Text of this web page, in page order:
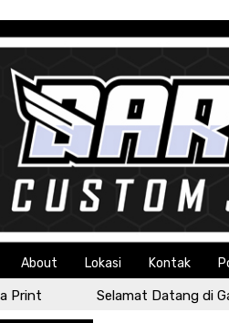
About Lokasi Kontak
Selamat Datang di